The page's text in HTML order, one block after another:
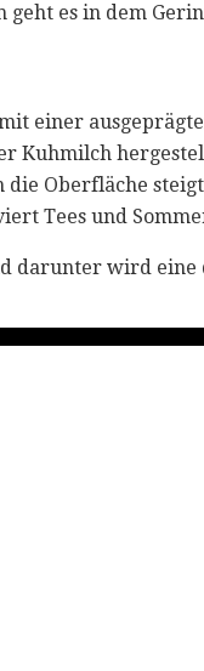
geht es in dem
einer
Kuhmilch
Oberfläche
Tees und
darunter wird